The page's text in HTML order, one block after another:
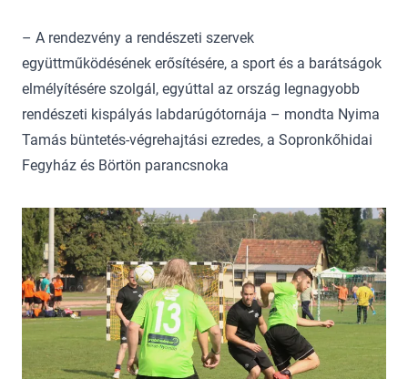
– A rendezvény a rendészeti szervek
együttműködésének erősítésére, a sport és a barátságok
elmélyítésére szolgál, egyúttal az ország legnagyobb
rendészeti kispályás labdarúgótornája – mondta Nyima
Tamás büntetés-végrehajtási ezredes, a Sopronkőhidai
Fegyház és Börtön parancsnoka